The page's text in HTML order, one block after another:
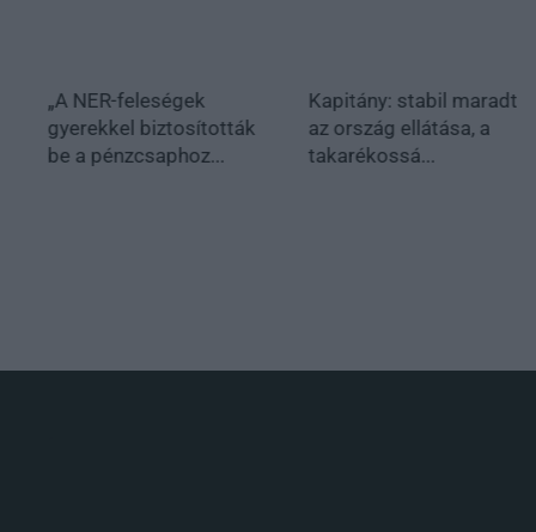
„A NER-feleségek
gyerekkel biztosították
be a pénzcsaphoz...
Kapitány: stabil maradt
az ország ellátása, a
takarékossá...